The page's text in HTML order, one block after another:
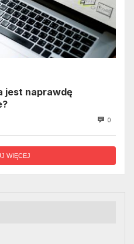
jest naprawdę
0
WIĘCEJ